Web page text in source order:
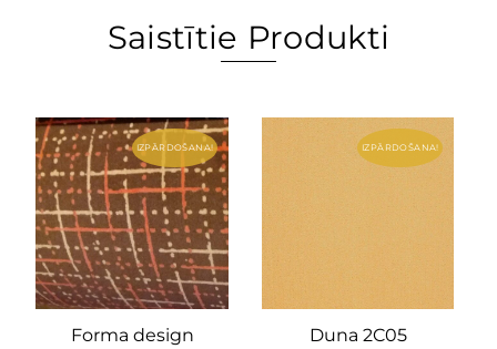
Saistītie Produkti
IZPĀRDOŠANA!
Forma design
IZPĀRDOŠANA!
Duna 2C05